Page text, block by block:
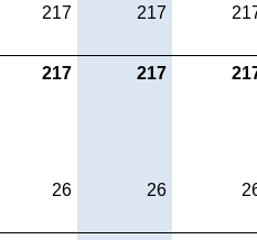
217 217
217 217
26 26